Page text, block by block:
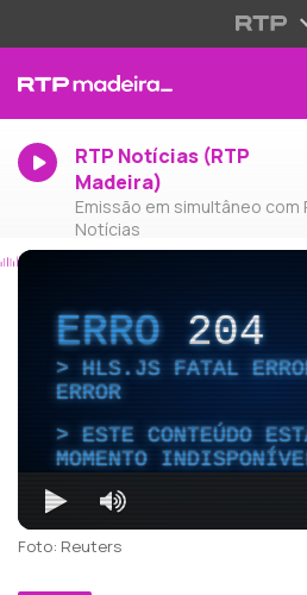
RTP Notícias (RTP
Madeira)
Emissão em simultâneo com
Notícias
ERRO204
HLS.JS FATAL
ERROR
ESTE CONTEÚDO
MOMENTO
Foto: Reuters